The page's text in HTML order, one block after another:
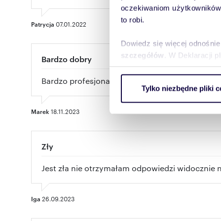
oczekiwaniom
to robi.
Dowiedz się więcej
szczegółów . W Deklaracji
ruch w naszej witrynie.
reklamowym i
uzyskanymi podczas
Tylko niezbędne pliki
Patrycja 07.01.2022
Bardzo dobry
Bardzo profesjonalna obsługa.
Marek 18.11.2023
Zły
Jest zła nie otrzymałam odpowiedzi widocznie
Iga 26.09.2023